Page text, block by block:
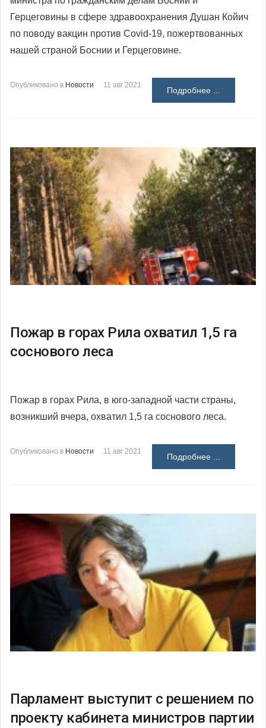
Герцеговины в сфере здравоохранения Душан Койич
по поводу вакцин против Covid-19, пожертвованных
нашей страной Боснии и Герцеговине.
Опубликовано в Новости 11 авг 2021
Подробнее ...
Пожар в горах Рила охватил 1,5 га
соснового леса
Пожар в горах Рила, в юго-западной части страны,
возникший вчера, охватил 1,5 га соснового леса.
Опубликовано в Новости 11 авг 2021
Подробнее ...
Парламент выступит с решением по
проекту кабинета министров партии